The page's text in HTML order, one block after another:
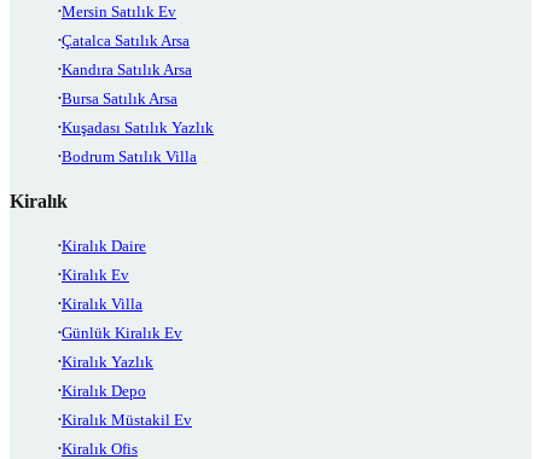
Mersin Satılık Ev
Çatalca Satılık Arsa
Kandıra Satılık Arsa
Bursa Satılık Arsa
Kuşadası Satılık Yazlık
Bodrum Satılık Villa
Kiralık
Kiralık Daire
Kiralık Ev
Kiralık Villa
Günlük Kiralık Ev
Kiralık Yazlık
Kiralık Depo
Kiralık Müstakil Ev
Kiralık Ofis